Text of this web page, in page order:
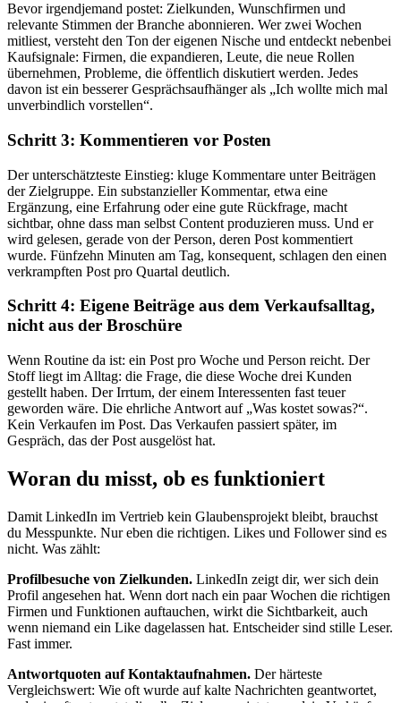
Bevor irgendjemand postet: Zielkunden, Wunschfirmen und
relevante Stimmen der Branche abonnieren. Wer zwei Wochen
mitliest, versteht den Ton der eigenen Nische und entdeckt nebenbei
Kaufsignale: Firmen, die expandieren, Leute, die neue Rollen
übernehmen, Probleme, die öffentlich diskutiert werden. Jedes
davon ist ein besserer Gesprächsaufhänger als „Ich wollte mich mal
unverbindlich vorstellen“.
Schritt 3: Kommentieren vor Posten
Der unterschätzteste Einstieg: kluge Kommentare unter Beiträgen
der Zielgruppe. Ein substanzieller Kommentar, etwa eine
Ergänzung, eine Erfahrung oder eine gute Rückfrage, macht
sichtbar, ohne dass man selbst Content produzieren muss. Und er
wird gelesen, gerade von der Person, deren Post kommentiert
wurde. Fünfzehn Minuten am Tag, konsequent, schlagen den einen
verkrampften Post pro Quartal deutlich.
Schritt 4: Eigene Beiträge aus dem Verkaufsalltag,
nicht aus der Broschüre
Wenn Routine da ist: ein Post pro Woche und Person reicht. Der
Stoff liegt im Alltag: die Frage, die diese Woche drei Kunden
gestellt haben. Der Irrtum, der einem Interessenten fast teuer
geworden wäre. Die ehrliche Antwort auf „Was kostet sowas?“.
Kein Verkaufen im Post. Das Verkaufen passiert später, im
Gespräch, das der Post ausgelöst hat.
Woran du misst, ob es funktioniert
Damit LinkedIn im Vertrieb kein Glaubensprojekt bleibt, brauchst
du Messpunkte. Nur eben die richtigen. Likes und Follower sind es
nicht. Was zählt:
Profilbesuche von Zielkunden. LinkedIn zeigt dir, wer sich dein
Profil angesehen hat. Wenn dort nach ein paar Wochen die richtigen
Firmen und Funktionen auftauchen, wirkt die Sichtbarkeit, auch
wenn niemand ein Like dagelassen hat. Entscheider sind stille Leser.
Fast immer.
Antwortquoten auf Kontaktaufnahmen. Der härteste
Vergleichswert: Wie oft wurde auf kalte Nachrichten geantwortet,